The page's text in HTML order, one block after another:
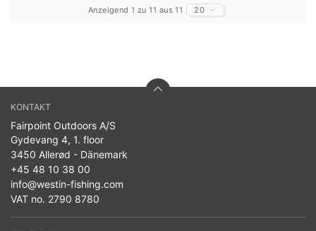
Anzeigend 1 zu 11 aus 11 20
KONTAKT
Fairpoint Outdoors A/S
Gydevang 4, 1. floor
3450 Allerød - Dänemark
+45 48 10 38 00
info@westin-fishing.com
VAT no. 2790 8780